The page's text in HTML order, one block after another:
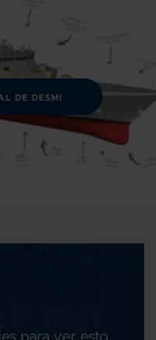
DE DESMI
para ver esto.